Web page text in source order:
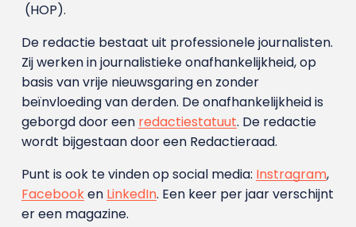
(HOP).
De redactie bestaat uit professionele journalisten.
Zij werken in journalistieke onafhankelijkheid, op
basis van vrije nieuwsgaring en zonder
beïnvloeding van derden. De onafhankelijkheid is
geborgd door een redactiestatuut. De redactie
wordt bijgestaan door een Redactieraad.
Punt is ook te vinden op social media: Instragram,
Facebooken LinkedIn. Een keer per jaar verschijnt
er een magazine.